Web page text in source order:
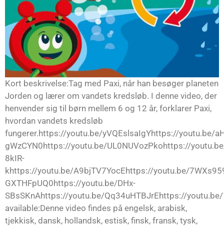
Kort beskrivelse:Tag med Paxi, når han besøger planeten
Jorden og lærer om vandets kredsløb. I denne video, der
henvender sig til børn mellem 6 og 12 år, forklarer Paxi,
hvordan vandets kredsløb
fungerer.https://youtu.be/yVQEslsaIgYhttps://youtu.be/
gWzCYN0https://youtu.be/UL0NUVozPkohttps://
8kIR-
khttps://youtu.be/A9bjTV7YocEhttps://youtu.be/
GXTHFpUQ0https://youtu.be/DHx-
SBsSKnAhttps://youtu.be/Qq34uHTBJrEhttps://
available:Denne video findes på engelsk, arabisk,
tjekkisk, dansk, hollandsk, estisk, finsk, fransk, tysk,